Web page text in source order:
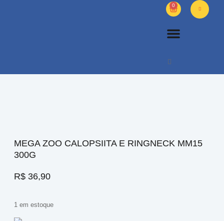
0
MEGA ZOO CALOPSIITA E RINGNECK MM15
300G
R$ 36,90
1 em estoque